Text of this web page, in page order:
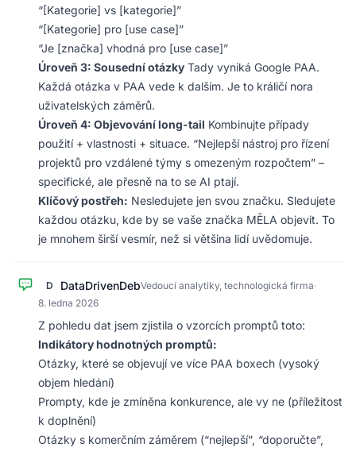
“[Kategorie] vs [kategorie]”
“[Kategorie] pro [use case]”
“Je [značka] vhodná pro [use case]”
Úroveň 3: Sousední otázky Tady vyniká Google PAA.
Každá otázka v PAA vede k dalším. Je to králičí nora
uživatelských záměrů.
Úroveň 4: Objevování long-tail Kombinujte případy
použití + vlastnosti + situace. “Nejlepší nástroj pro řízení
projektů pro vzdálené týmy s omezeným rozpočtem” –
specifické, ale přesně na to se AI ptají.
Klíčový postřeh: Nesledujete jen svou značku. Sledujete
každou otázku, kde by se vaše značka MĚLA objevit. To
je mnohem širší vesmír, než si většina lidí uvědomuje.
D DataDrivenDebVedoucí analytiky, technologická firma·
8. ledna 2026
Z pohledu dat jsem zjistila o vzorcích promptů toto:
Indikátory hodnotných promptů:
Otázky, které se objevují ve více PAA boxech (vysoký
objem hledání)
Prompty, kde je zmíněna konkurence, ale vy ne (příležitost
k doplnění)
Otázky s komerčním záměrem (“nejlepší”, “doporučte”,